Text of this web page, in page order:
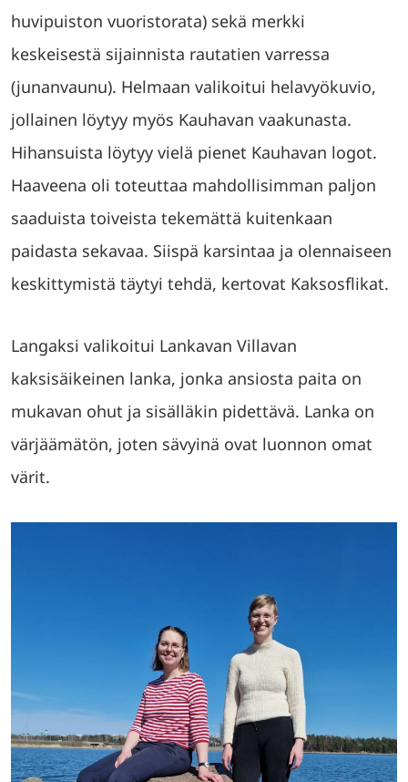
huvipuiston vuoristorata) sekä merkki
keskeisestä sijainnista rautatien varressa
(junanvaunu). Helmaan valikoitui helavyökuvio,
jollainen löytyy myös Kauhavan vaakunasta.
Hihansuista löytyy vielä pienet Kauhavan logot.
Haaveena oli toteuttaa mahdollisimman paljon
saaduista toiveista tekemättä kuitenkaan
paidasta sekavaa. Siispä karsintaa ja olennaiseen
keskittymistä täytyi tehdä, kertovat Kaksosflikat.
Langaksi valikoitui Lankavan Villavan
kaksisäikeinen lanka, jonka ansiosta paita on
mukavan ohut ja sisälläkin pidettävä. Lanka on
värjäämätön, joten sävyinä ovat luonnon omat
värit.